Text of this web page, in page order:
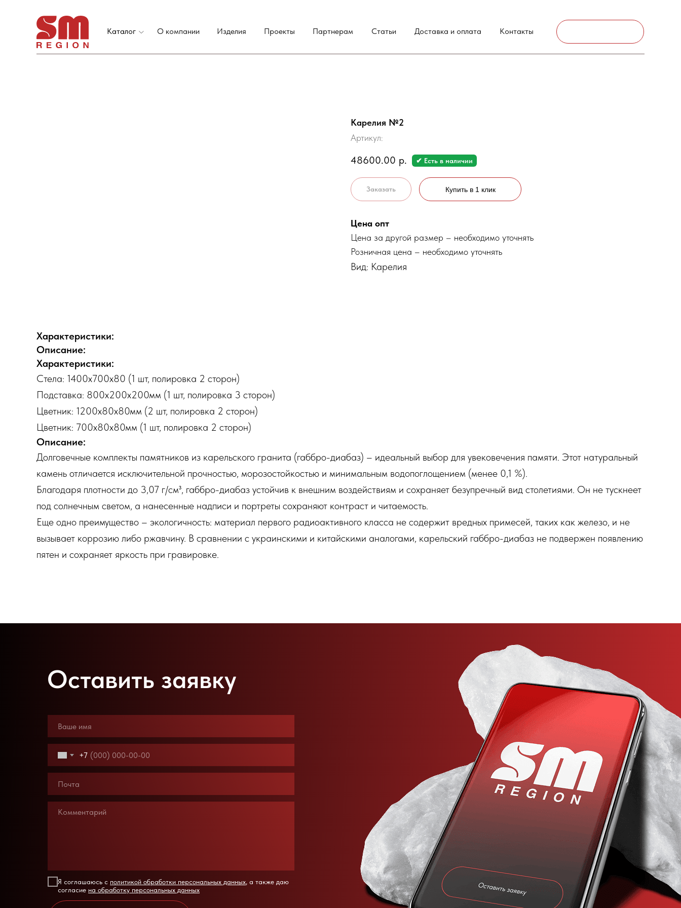
Изделия
О компании Проекты Партнерам Статьи Контакты
Доставка и оплата
Каталог
Карелия №2
Артикул:
48600.00 р. ✔ Есть в наличии
Заказать Купить в 1 клик
Цена опт
Цена за другой размер – необходимо уточнять
Розничная цена – необходимо уточнять
Вид: Карелия
Характеристики:
Описание:
Характеристики:
Стела: 1400х700х80 (1 шт, полировка 2 сторон)
Подставка: 800х200х200мм (1 шт, полировка 3 сторон)
Цветник: 1200х80х80мм (2 шт, полировка 2 сторон)
Цветник: 700х80х80мм (1 шт, полировка 2 сторон)
Описание:
Долговечные комплекты памятников из карельского гранита (габбро-диабаз) – идеальный выбор для увековечения памяти. Этот натуральный
камень отличается исключительной прочностью, морозостойкостью и минимальным водопоглощением (менее 0,1 %).
Благодаря плотности до 3,07 г/см³, габбро-диабаз устойчив к внешним воздействиям и сохраняет безупречный вид столетиями. Он не тускнеет
под солнечным светом, а нанесенные надписи и портреты сохраняют контраст и читаемость.
Еще одно преимущество – экологичность: материал первого радиоактивного класса не содержит вредных примесей, таких как железо, и не
вызывает коррозию либо ржавчину. В сравнении с украинскими и китайскими аналогами, карельский габбро-диабаз не подвержен появлению
пятен и сохраняет яркость при гравировке.
Оставить заявку
+7
Я соглашаюсь с политикой обработки персональных данных, а также даю
согласие на обработку персональных данных